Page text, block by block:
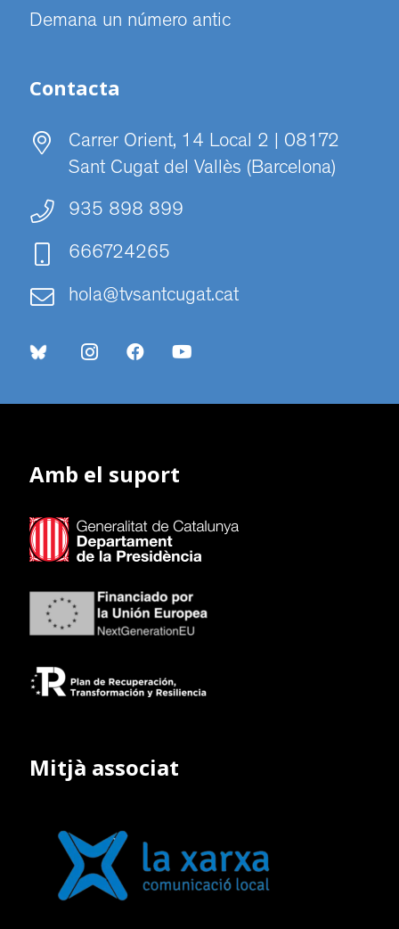
Demana un número antic
Contacta
Carrer Orient, 14 Local 2 | 08172
Sant Cugat del Vallès (Barcelona)
935 898 899
666724265
hola@tvsantcugat.cat
Amb el suport
Mitjà associat